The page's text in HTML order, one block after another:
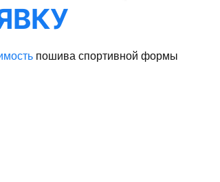
и стильным
пошива спортивной формы